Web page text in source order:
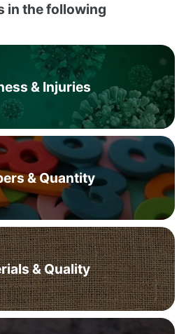
in the following
& Injuries
& Quantity
& Quality